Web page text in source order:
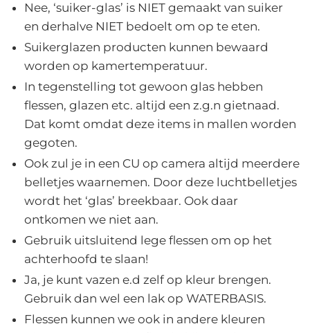
Nee, ‘suiker-glas’ is NIET gemaakt van suiker
en derhalve NIET bedoelt om op te eten.
Suikerglazen producten kunnen bewaard
worden op kamertemperatuur.
In tegenstelling tot gewoon glas hebben
flessen, glazen etc. altijd een z.g.n gietnaad.
Dat komt omdat deze items in mallen worden
gegoten.
Ook zul je in een CU op camera altijd meerdere
belletjes waarnemen. Door deze luchtbelletjes
wordt het ‘glas’ breekbaar. Ook daar
ontkomen we niet aan.
Gebruik uitsluitend lege flessen om op het
achterhoofd te slaan!
Ja, je kunt vazen e.d zelf op kleur brengen.
Gebruik dan wel een lak op WATERBASIS.
Flessen kunnen we ook in andere kleuren